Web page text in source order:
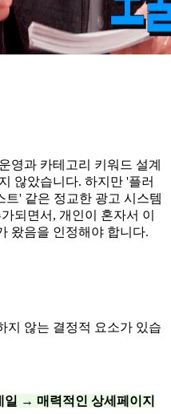
영과 카테고리 키워드 설계
않았습니다. 하지만 '플러
트' 같은 정교한 광고 시스템
되면서, 개인이 혼자서 이
왔음을 인정해야 합니다.
지 않는 결정적 요소가 있습
→ 매력적인 상세페이지